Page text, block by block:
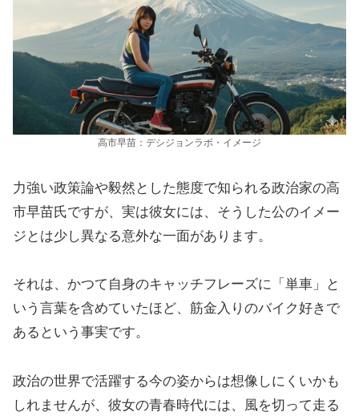
高市早苗：デシジョンラボ・イメージ
力強い政策論や毅然とした態度で知られる政治家の高
市早苗氏ですが、実は彼女には、そうした公のイメー
ジとは少し異なる意外な一面があります。
それは、かつて自身のキャッチフレーズに「単車」と
いう言葉を含めていたほど、筋金入りのバイク好きで
あるという事実です。
政治の世界で活躍する今の姿からは想像しにくいかも
しれませんが、彼女の青春時代には、風を切って走る